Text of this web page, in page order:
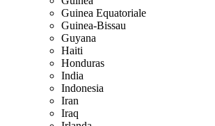
Guinea Equatoriale
Guinea-Bissau
Guyana
Haiti
Honduras
India
Indonesia
Iran
Iraq